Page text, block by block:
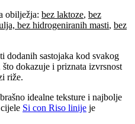
obilježja: bez laktoze, bez
bez hidrogeniranih masti, bez
dodanih sastojaka kod svakog
dokazuje i priznata izvrsnost
riže.
idealne teksture i najbolje
Si con Riso linije je